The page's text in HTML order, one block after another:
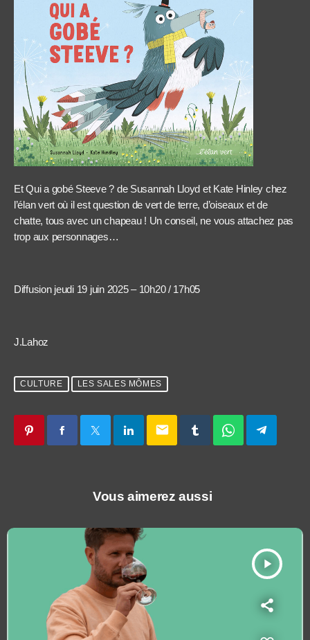
Et Qui a gobé Steeve ? de Susannah Lloyd et Kate Hinley chez
l’élan vert où il est question de vert de terre, d’oiseaux et de
chatte, tous avec un chapeau ! Un conseil, ne vous attachez pas
trop aux personnages…
Diffusion jeudi 19 juin 2025 – 10h20 / 17h05
J.Lahoz
CULTURE LES SALES MÔMES
email
Vous aimerez aussi
play_arrow